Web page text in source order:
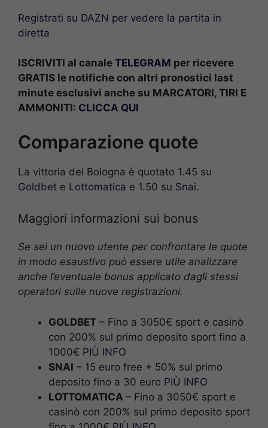
Registrati su DAZN per vedere la partita in
diretta
ISCRIVITI al canale TELEGRAM per ricevere
GRATIS le notifiche con altri pronostici last
minute esclusivi anche su MARCATORI, TIRI E
AMMONITI: CLICCA QUI
Comparazione quote
La vittoria del Bologna è quotato 1.45 su
Goldbet e Lottomatica e 1.50 su Snai.
Maggiori informazioni sui bonus
Se sei un nuovo utente per confrontare le quote
in modo esaustivo può essere utile analizzare
anche l’eventuale bonus applicato dagli stessi
operatori sulle nuove registrazioni.
GOLDBET – Fino a 3050€ sport e casinò
con 200% sul primo deposito sport fino a
1000€ PIÙ INFO
SNAI – 15 euro free + 50% sul primo
deposito fino a 30 euro PIÙ INFO
LOTTOMATICA – Fino a 3050€ sport e
casinò con 200% sul primo deposito sport